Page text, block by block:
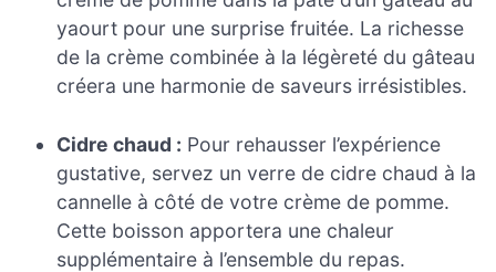
yaourt pour une surprise fruitée. La richesse
de la crème combinée à la légèreté du gâteau
créera une harmonie de saveurs irrésistibles.
Cidre chaud : Pour rehausser l’expérience
gustative, servez un verre de cidre chaud à la
cannelle à côté de votre crème de pomme.
Cette boisson apportera une chaleur
supplémentaire à l’ensemble du repas.